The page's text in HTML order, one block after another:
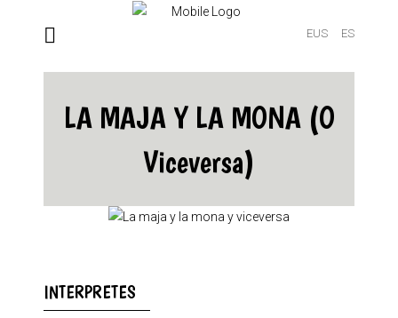
EUS ES
LA MAJA Y LA MONA (O
Viceversa)
INTERPRETES